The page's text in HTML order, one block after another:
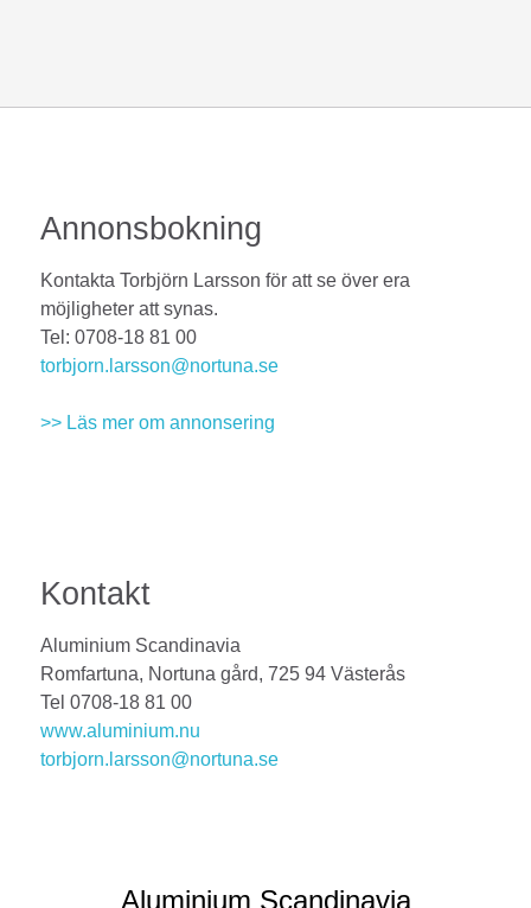
Annonsbokning
Kontakta Torbjörn Larsson för att se över era
möjligheter att synas.
Tel: 0708-18 81 00
torbjorn.larsson@nortuna.se
>> Läs mer om annonsering
Kontakt
Aluminium Scandinavia
Romfartuna, Nortuna gård, 725 94 Västerås
Tel 0708-18 81 00
www.aluminium.nu
torbjorn.larsson@nortuna.se
Aluminium Scandinavia